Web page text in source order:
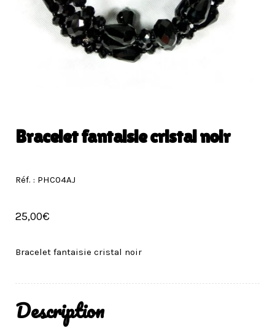
Bracelet fantaisie cristal noir
Réf. : PHC04AJ
25,00€
Bracelet fantaisie cristal noir
Description